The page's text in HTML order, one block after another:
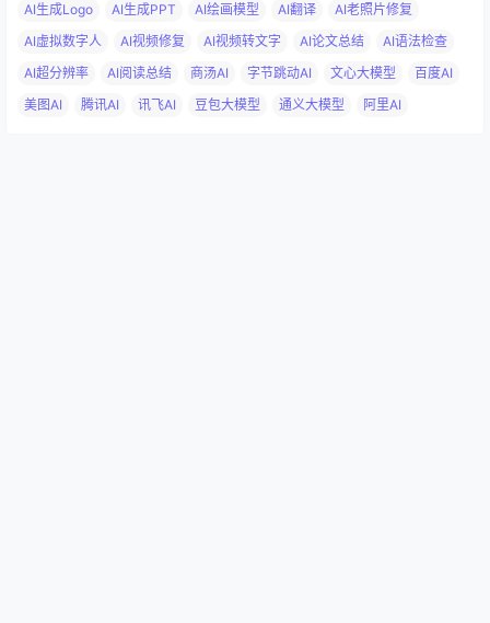
AI生成Logo
AI生成PPT AI绘画模型 AI翻译
AI老照片修复
AI虚拟数字人
AI视频修复 AI视频转文字 AI论文总结
AI语法检查
AI超分辨率
AI阅读总结 商汤AI 字节跳动AI 文心大模型
百度AI
美图AI
腾讯AI 讯飞AI 豆包大模型 通义大模型 阿里AI